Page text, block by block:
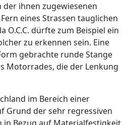
der ihnen zugewiesenen
eines Strassen tauglichen
O.C.C. dürfte zum Beispiel ein
zu erkennen sein. Eine
gebrachte runde Stange
Motorrades, die der Lenkung
im Bereich einer
Grund der sehr regressiven